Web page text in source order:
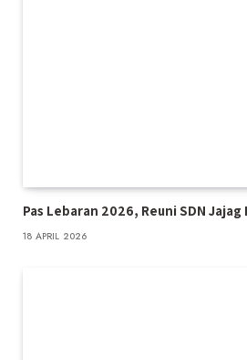
Pas Lebaran 2026, Reuni SDN
18 APRIL 2026